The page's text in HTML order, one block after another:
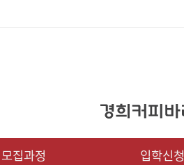
모집과정 입학신청